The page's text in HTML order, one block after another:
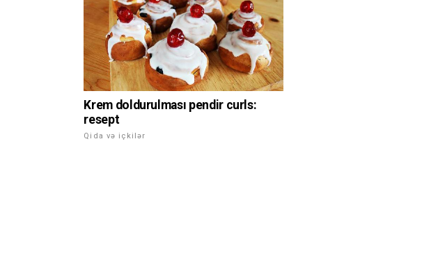
Krem doldurulması pendir curls:
resept
Qida və içkilər